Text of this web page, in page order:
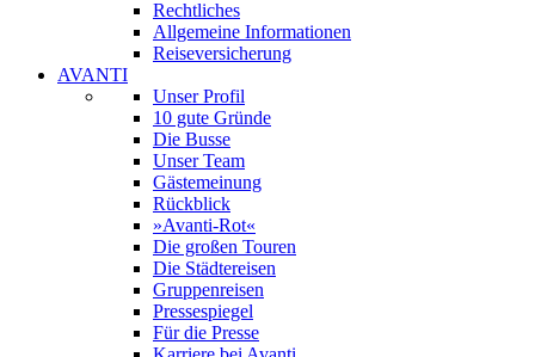
Rechtliches
Allgemeine Informationen
Reiseversicherung
AVANTI
Unser Profil
10 gute Gründe
Die Busse
Unser Team
Gästemeinung
Rückblick
»Avanti-Rot«
Die großen Touren
Die Städtereisen
Gruppenreisen
Pressespiegel
Für die Presse